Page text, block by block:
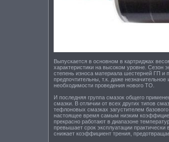
Выпускается в основном в картриджах
характеристики на высоком уровне. Сезон
степень износа материала шестерней ГП и
предпочтительны, т.к. даже
необходимости проведения нового ТО.
И последняя группа смазок общего
смазки. В отличии от всех других типов
тефлоновых смазках загустителем
настоящее время самым низким
прекрасно работают в диапазоне
превышает срок эксплуатации
снижает коэффициент трения,